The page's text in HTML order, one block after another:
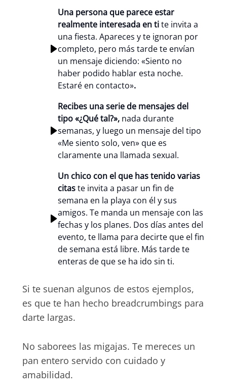
Una persona que parece estar
realmente interesada en tite invita a
una fiesta. Apareces y te ignoran por
completo, pero más tarde te envían
un mensaje diciendo: «Siento no
haber podido hablar esta noche.
Estaré en contacto».
Recibes una serie de mensajes del
tipo «¿Qué tal?», nada durante
semanas, y luego un mensaje del tipo
«Me siento solo, ven» que es
claramente una llamada sexual.
Un chico con el que has tenido varias
citaste invita a pasar un fin de
semana en la playa con él y sus
amigos. Te manda un mensaje con las
fechas y los planes. Dos días antes del
evento, te llama para decirte que el fin
de semana está libre. Más tarde te
enteras de que se ha ido sin ti.
Si te suenan algunos de estos ejemplos,
es que te han hecho breadcrumbings para
darte largas.
No saborees las migajas. Te mereces un
pan entero servido con cuidado y
amabilidad.